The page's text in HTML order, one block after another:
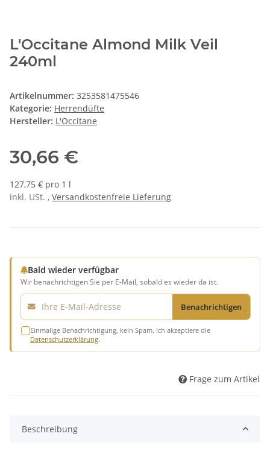
L'Occitane Almond Milk Veil
240ml
Artikelnummer: 3253581475546
Kategorie: Herrendüfte
Hersteller: L'Occitane
30,66 €
127,75 € pro 1 l
inkl. USt. , Versandkostenfreie Lieferung
Bald wieder verfügbar
Wir benachrichtigen Sie per E-Mail, sobald es wieder da ist.
E-Mail
Benachrichtigen
Einmalige Benachrichtigung, kein Spam. Ich akzeptiere die
Datenschutzerklärung.
Frage zum Artikel
Beschreibung